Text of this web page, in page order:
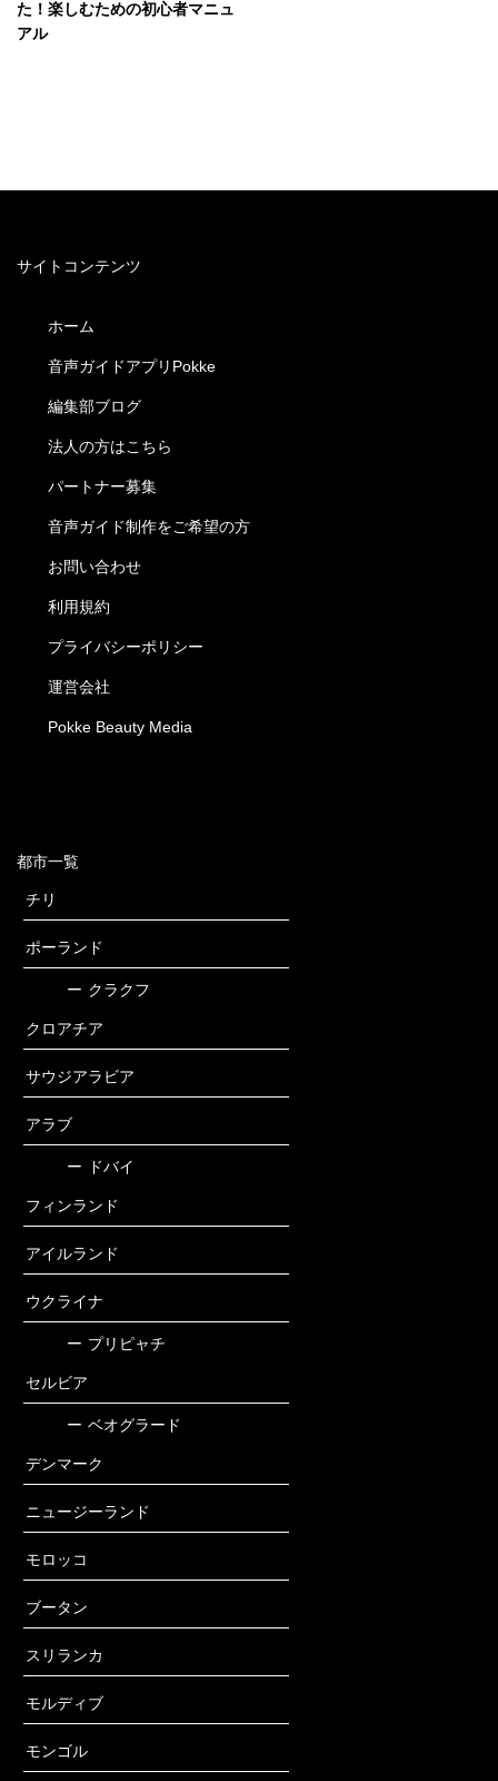
た！楽しむための初心者マニュ
アル
サイトコンテンツ
ホーム
音声ガイドアプリPokke
編集部ブログ
法人の方はこちら
パートナー募集
音声ガイド制作をご希望の方
お問い合わせ
利用規約
プライバシーポリシー
運営会社
Pokke Beauty Media
都市一覧
チリ
ポーランド
ー クラクフ
クロアチア
サウジアラビア
アラブ
ー ドバイ
フィンランド
アイルランド
ウクライナ
ー プリピャチ
セルビア
ー ベオグラード
デンマーク
ニュージーランド
モロッコ
ブータン
スリランカ
モルディブ
モンゴル